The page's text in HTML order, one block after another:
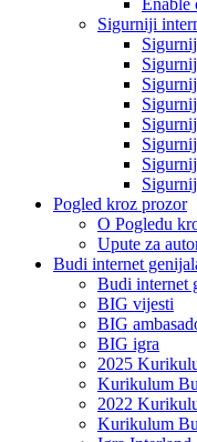
Sigurniji
Pogled kroz prozor
O Pogledu
Upute za
Budi internet
Budi internet
BIG vijesti
BIG
BIG igra
2025
Kurikulum
2022
Kurikulum